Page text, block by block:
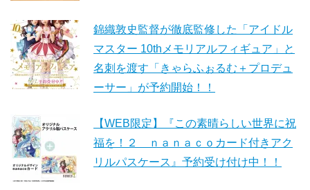
錦織敦史監督が徹底監修した「アイドル
マスター 10thメモリアルフィギュア」と
名刺を渡す「きゃらふぉるむ＋プロデュ
ーサー」が予約開始！！
【WEB限定】『この素晴らしい世界に祝
福を！２ ｎａｎａｃｏカード付きアク
リルパスケース』予約受け付け中！！